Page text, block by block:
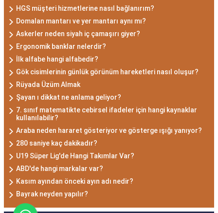
HGS müşteri hizmetlerine nasıl bağlanırım?
Domalan mantarı ve yer mantarı aynı mı?
Askerler neden siyah iç çamaşırı giyer?
Ergonomik banklar nelerdir?
İlk alfabe hangi alfabedir?
Gök cisimlerinin günlük görünüm hareketleri nasıl oluşur?
Rüyada Üzüm Almak
Şayan ı dikkat ne anlama geliyor?
7. sınıf matematikte cebirsel ifadeler için hangi kaynaklar
kullanılabilir?
Araba neden hararet gösteriyor ve gösterge ışığı yanıyor?
280 saniye kaç dakikadır?
U19 Süper Lig'de Hangi Takımlar Var?
ABD'de hangi markalar var?
Kasım ayından önceki ayın adı nedir?
Bayrak neyden yapılır?